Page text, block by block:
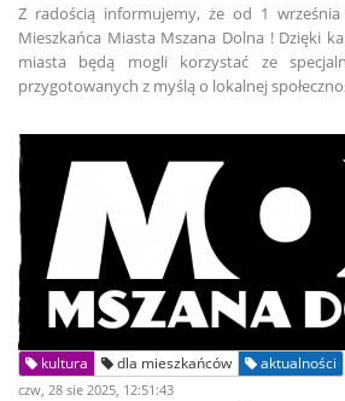
Z radością informujemy, że od 1
Mieszkańca Miasta Mszana Dolna ! Dzięki
miasta będą mogli korzystać ze
przygotowanych z myślą o lokalnej
kultura dla mieszkańców aktualności
czw, 28 sie 2025, 12:51:43